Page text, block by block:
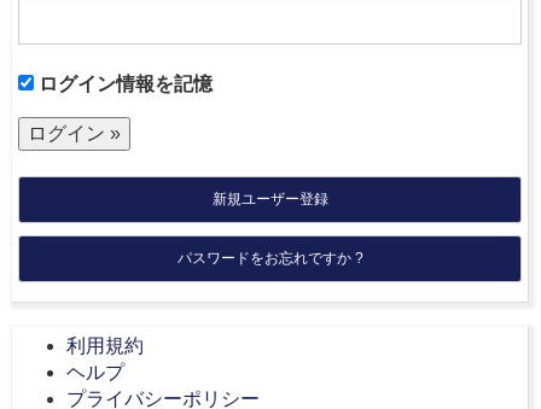
ログイン情報を記憶
新規ユーザー登録
パスワードをお忘れですか ?
利用規約
ヘルプ
プライバシーポリシー